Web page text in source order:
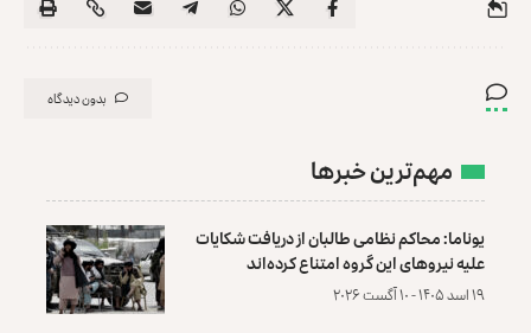
بدون دیدگاه
مهم‌ترین خبرها
یوناما: محاکم نظامی طالبان از دریافت شکایات
علیه نیروهای این گروه امتناع کرده‌اند
۱۹ اسد ۱۴۰۵ - ۱۰ آگست ۲۰۲۶